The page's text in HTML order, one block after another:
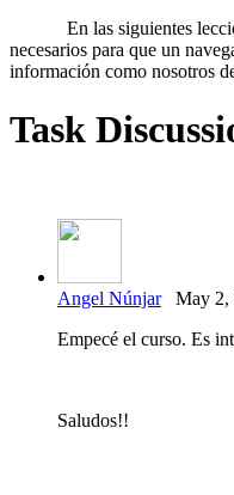
En las siguientes
necesarios para que un
información como nosotros
Task
Angel NúnjarMay 2,
Empecé el curso. Es
Saludos!!